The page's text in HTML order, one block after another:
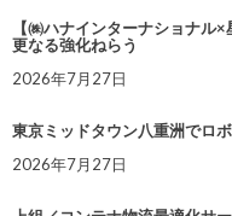
【㈱ハナインターナショナル
更なる強化ねらう
2026年7月27日
東京ミッドタウン八重洲でロ
2026年7月27日